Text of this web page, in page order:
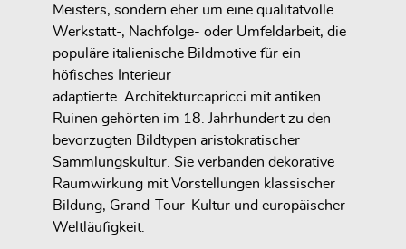
Meisters, sondern eher um eine qualitätvolle
Werkstatt-, Nachfolge- oder Umfeldarbeit, die
populäre italienische Bildmotive für ein
höfisches Interieur
adaptierte. Architekturcapricci mit antiken
Ruinen gehörten im 18. Jahrhundert zu den
bevorzugten Bildtypen aristokratischer
Sammlungskultur. Sie verbanden dekorative
Raumwirkung mit Vorstellungen klassischer
Bildung, Grand-Tour-Kultur und europäischer
Weltläufigkeit.